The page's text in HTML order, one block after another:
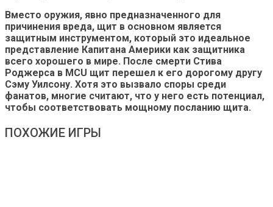
Вместо оружия, явно предназначенного для
причинения вреда, щит в основном является
защитным инструментом, который это идеальное
представление Капитана Америки как защитника
всего хорошего в мире. После смерти Стива
Роджерса в MCU щит перешел к его дорогому другу
Сэму Уилсону. Хотя это вызвало споры среди
фанатов, многие считают, что у него есть потенциал,
чтобы соответствовать мощному посланию щита.
ПОХОЖИЕ ИГРЫ